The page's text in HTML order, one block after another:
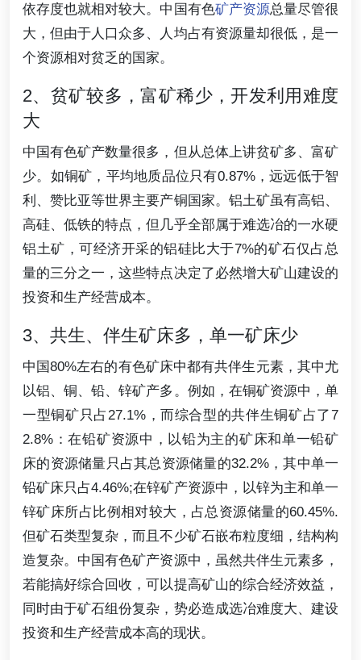
依存度也就相对较大。中国有色矿产资源总量尽管很
大，但由于人口众多、人均占有资源量却很低，是一
个资源相对贫乏的国家。
2、贫矿较多，富矿稀少，开发利用难度
大
中国有色矿产数量很多，但从总体上讲贫矿多、富矿
少。如铜矿，平均地质品位只有0.87%，远远低于智
利、赞比亚等世界主要产铜国家。铝土矿虽有高铝、
高硅、低铁的特点，但几乎全部属于难选冶的一水硬
铝土矿，可经济开采的铝硅比大于7%的矿石仅占总
量的三分之一，这些特点决定了必然增大矿山建设的
投资和生产经营成本。
3、共生、伴生矿床多，单一矿床少
中国80%左右的有色矿床中都有共伴生元素，其中尤
以铝、铜、铅、锌矿产多。例如，在铜矿资源中，单
一型铜矿只占27.1%，而综合型的共伴生铜矿占了7
2.8%：在铅矿资源中，以铅为主的矿床和单一铅矿
床的资源储量只占其总资源储量的32.2%，其中单一
铅矿床只占4.46%;在锌矿产资源中，以锌为主和单一
锌矿床所占比例相对较大，占总资源储量的60.45%.
但矿石类型复杂，而且不少矿石嵌布粒度细，结构构
造复杂。中国有色矿产资源中，虽然共伴生元素多，
若能搞好综合回收，可以提高矿山的综合经济效益，
同时由于矿石组份复杂，势必造成选冶难度大、建设
投资和生产经营成本高的现状。